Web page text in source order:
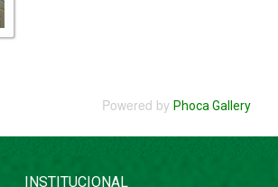
Powered by Phoca Gallery
INSTITUCIONAL